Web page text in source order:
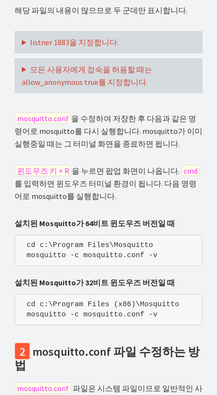
해당 파일의 내용이 많으므로 두 군데만 표시합니다.
listner 1883을 지정합니다.
모든 사용자에게 접속을 허용할 때는
allow_anonymous true를 지정합니다.
mosquitto.conf 을 수정하여 저장한 후 다음과 같은 명
령어로 mosquitto를 다시 실행합니다. mosquitto가 이미
실행중일 때는 그 터미널 화면을 종료하면 됩니다.
윈도우즈 키 + R 을 누르면 팝업 화면이 나옵니다. cmd
를 입력하면 윈도우즈 터미널 환경이 됩니다. 다음 명령
어로 mosquitto를 실행합니다.
설치된 Mosquitto가 64비트 윈도우즈 버전일 때
cd c:\Program Files\Mosquitto
mosquitto -c mosquitto.conf -v
설치된 Mosquitto가 32비트 윈도우즈 버전일 때
cd c:\Program Files (x86)\Mosquitto
mosquitto -c mosquitto.conf -v
2 mosquitto.conf 파일 수정하는 방
법
mosquitto.conf 파일은 시스템 파일이므로 일반적인 사